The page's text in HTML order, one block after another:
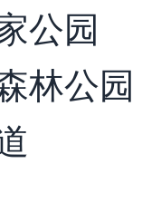
公园
林公园